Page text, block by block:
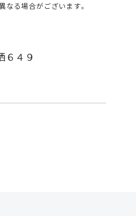
なる場合がございます。
６４９